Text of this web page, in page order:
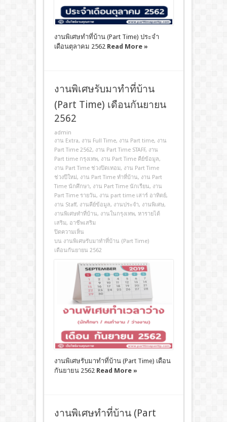
งานพิเศษทําที่บ้าน (Part Time) ประจำ
เดือนตุลาคม 2562 Read More »
งานพิเศษรับมาทำที่บ้าน
(Part Time) เดือนกันยายน
2562
admin
งาน Extra, งาน Full Time, งาน Part time, งาน
Part Time 2562, งาน Part Time STAFF, งาน
Part time กรุงเทพ, งาน Part Time คีย์ข้อมูล,
งาน Part Time ช่วงปิดเทอม, งาน Part Time
ช่วงปีใหม่, งาน Part Time ทําที่บ้าน, งาน Part
Time นักศึกษา, งาน Part Time นักเรียน, งาน
Part Time รายวัน, งาน part time เสาร์ อาทิตย์,
งาน Staff, งานคีย์ข้อมูล, งานประจํา, งานพิเศษ,
งานพิเศษทําที่บ้าน, งานในกรุงเทพ, หารายได้
เสริม, อาชีพเสริม
ปิดความเห็น
บน งานพิเศษรับมาทำที่บ้าน (Part Time)
เดือนกันยายน 2562
งานพิเศษรับมาทำที่บ้าน (Part Time) เดือน
กันยายน 2562 Read More »
งานพิเศษทําที่บ้าน (Part